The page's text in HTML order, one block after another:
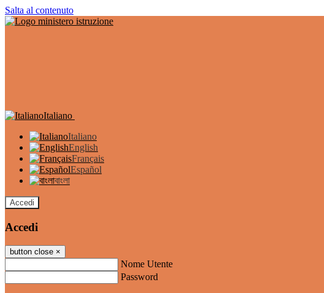
Salta al contenuto
Italiano
Italiano
English
Français
Español
বাংলা
Accedi
Accedi
button close ×
Nome Utente
Password